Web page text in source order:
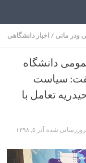
ودر مانی / اخبار دانشگاهی
دانشگاه
سیاست
تعامل با
شده آذر ۵, ۱۳۹۸